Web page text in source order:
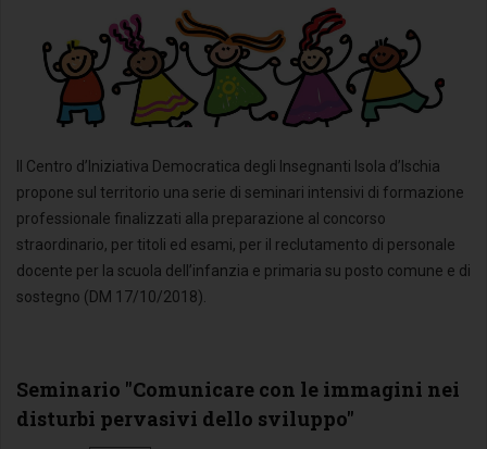
Il Centro d’Iniziativa Democratica degli Insegnanti Isola d’Ischia
propone sul territorio una serie di seminari intensivi di formazione
professionale finalizzati alla preparazione al concorso
straordinario, per titoli ed esami, per il reclutamento di personale
docente per la scuola dell’infanzia e primaria su posto comune e di
sostegno (DM 17/10/2018).
Seminario "Comunicare con le immagini nei
disturbi pervasivi dello sviluppo"